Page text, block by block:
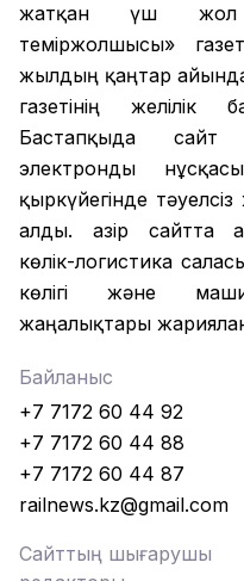
жатқан үш жол
теміржолшысы»
жылдың қаңтар
газетінің
Бастапқыда сайт
электронды
қыркүйегінде
алды. Қазір сайтта
көлік-логистика
көлігі және
жаңалықтары
Байланыс
+7 7172 60 44 92
+7 7172 60 44 88
+7 7172 60 44 87
railnews.kz@gmail.com
Сайттың шығарушы